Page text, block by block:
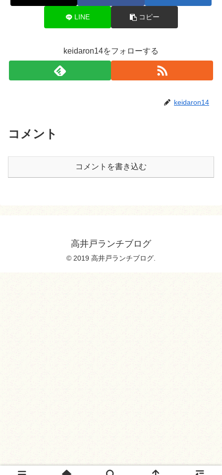
LINE コピー
keidaron14をフォローする
keidaron14
コメント
コメントを書き込む
高井戸ランチブログ
© 2019 高井戸ランチブログ.